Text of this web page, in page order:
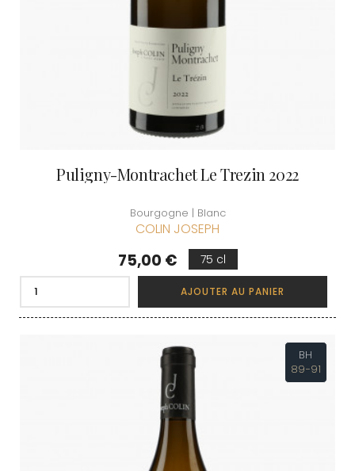
Puligny-Montrachet Le Trezin 2022
Bourgogne | Blanc
COLIN JOSEPH
Prix
75,00 € 75 cl
AJOUTER AU PANIER
BH
89-91